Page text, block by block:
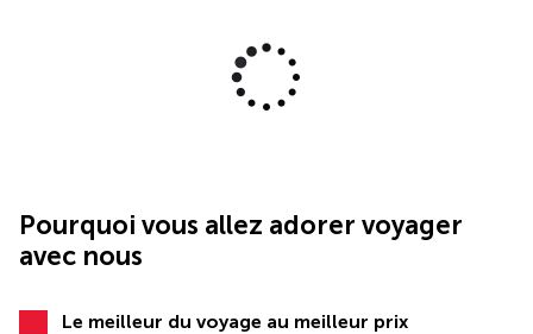
Pourquoi vous allez adorer voyager
avec nous
Le meilleur du voyage au meilleur prix